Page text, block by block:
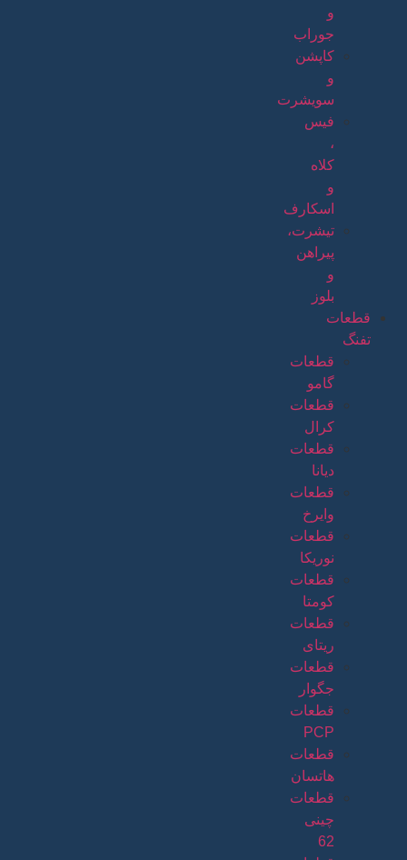
و
جوراب
کاپشن
و
سویشرت
فیس
،
کلاه
و
اسکارف
تیشرت،
پیراهن
و
بلوز
قطعات
تفنگ
قطعات
گامو
قطعات
کرال
قطعات
دیانا
قطعات
وایرخ
قطعات
نوریکا
قطعات
کومتا
قطعات
ریتای
قطعات
جگوار
قطعات
PCP
قطعات
هاتسان
قطعات
چینی
62